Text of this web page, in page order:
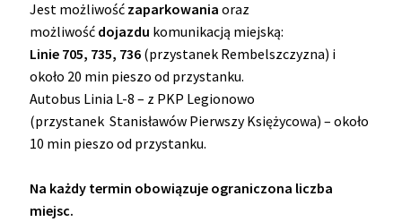
Jest możliwość zaparkowania oraz
możliwość dojazdu komunikacją miejską:
Linie 705, 735, 736(przystanek Rembelszczyzna) i
około 20 min pieszo od przystanku.
Autobus Linia L-8 – z PKP Legionowo
(przystanek Stanisławów Pierwszy Księżycowa) – około
10 min pieszo od przystanku.
Na każdy termin obowiązuje ograniczona liczba
miejsc.